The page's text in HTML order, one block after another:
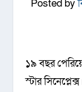
Posted by
১৯ বছর
স্টার